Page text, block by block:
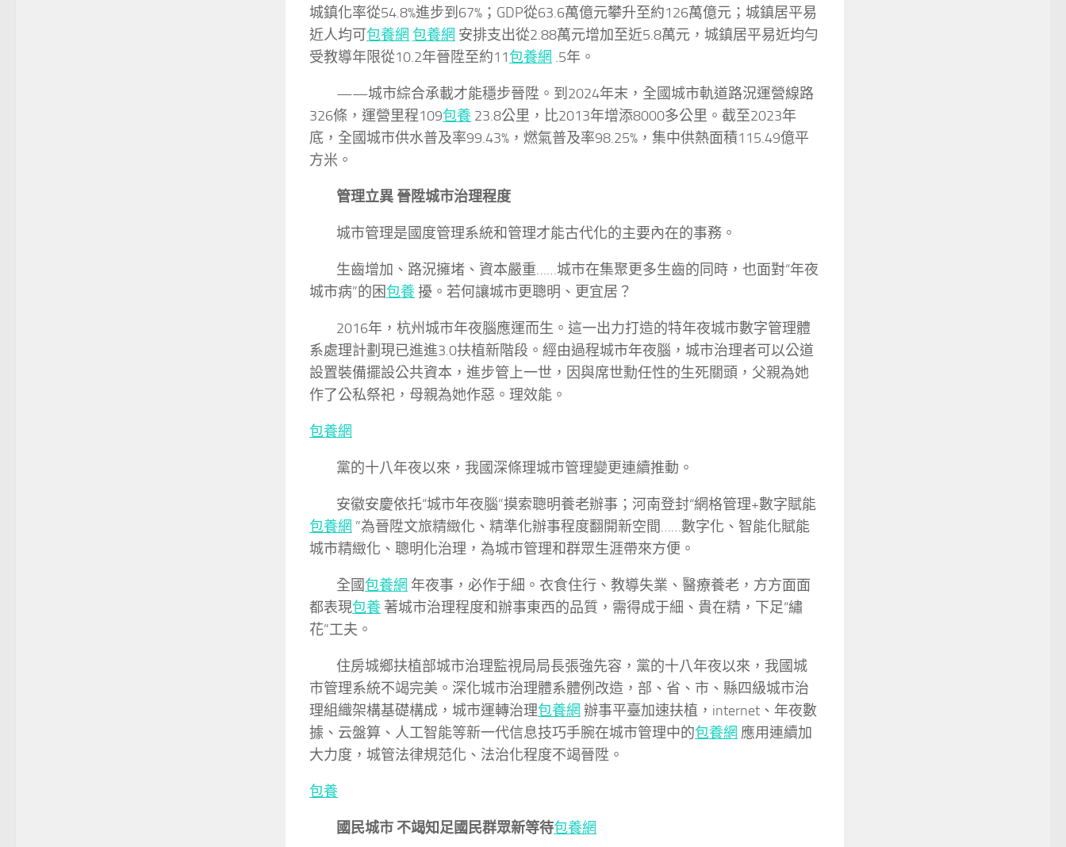
城鎮化率從54.8%進步到67%；GDP從63.6萬億元攀升至約126萬億元；城鎮居平易
近人均可包養網 包養網 安排支出從2.88萬元增加至近5.8萬元，城鎮居平易近均勻
受教導年限從10.2年晉陞至約11包養網 .5年。
——城市綜合承載才能穩步晉陞。到2024年末，全國城市軌道路況運營線路
326條，運營里程109包養 23.8公里，比2013年增添8000多公里。截至2023年
底，全國城市供水普及率99.43%，燃氣普及率98.25%，集中供熱面積115.49億平
方米。
管理立異 晉陞城市治理程度
城市管理是國度管理系統和管理才能古代化的主要內在的事務。
生齒增加、路況擁堵、資本嚴重……城市在集聚更多生齒的同時，也面對“年夜
城市病”的困包養擾。若何讓城市更聰明、更宜居？
2016年，杭州城市年夜腦應運而生。這一出力打造的特年夜城市數字管理體
系處理計劃現已進進3.0扶植新階段。經由過程城市年夜腦，城市治理者可以公道
設置裝備擺設公共資本，進步管上一世，因與席世勳任性的生死關頭，父親為她
作了公私祭祀，母親為她作惡。理效能。
包養網
黨的十八年夜以來，我國深條理城市管理變更連續推動。
安徽安慶依托“城市年夜腦”摸索聰明養老辦事；河南登封“網格管理+數字賦能
包養網 ”為晉陞文旅精緻化、精準化辦事程度翻開新空間……數字化、智能化賦能
城市精緻化、聰明化治理，為城市管理和群眾生涯帶來方便。
全國包養網 年夜事，必作于細。衣食住行、教導失業、醫療養老，方方面面
都表現包養 著城市治理程度和辦事東西的品質，需得成于細、貴在精，下足“繡
花”工夫。
住房城鄉扶植部城市治理監視局局長張強先容，黨的十八年夜以來，我國城
市管理系統不竭完美。深化城市治理體系體例改造，部、省、市、縣四級城市治
理組織架構基礎構成，城市運轉治理包養網 辦事平臺加速扶植，internet、年夜數
據、云盤算、人工智能等新一代信息技巧手腕在城市管理中的包養網 應用連續加
大力度，城管法律規范化、法治化程度不竭晉陞。
包養
國民城市 不竭知足國民群眾新等待包養網